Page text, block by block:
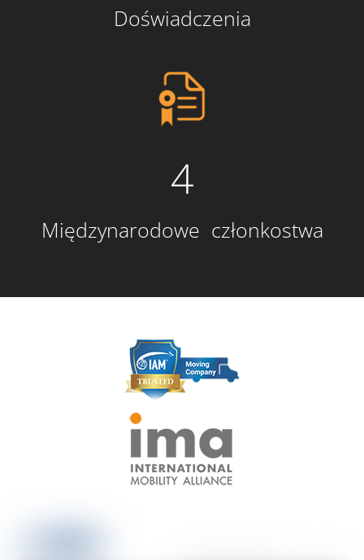
Doświadczenia
4
Międzynarodowe członkostwa